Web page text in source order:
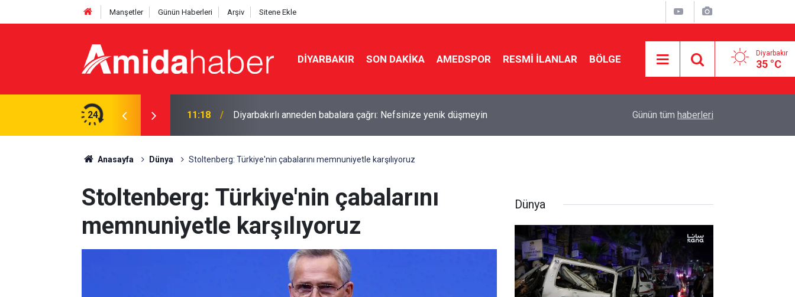
Manşetler Günün Haberleri Arşiv Sitene Ekle
DIYARBAKIR SON DAKIKA AMEDSPOR RESMI İLANLAR BÖLGE Diyarbakır
35 °C
24
emanet’ sözlerine tepki 11:18 Diyarbakırlı anneden babalara çağrı: Nefsinize yenik düşmeyin Son seçim anketinde Demirtaş detayı
Günün tüm haberleri
Anasayfa Dünya Stoltenberg: Türkiye'nin çabalarını memnuniyetle karşılıyoruz
Stoltenberg: Türkiye'nin çabalarını
memnuniyetle karşılıyoruz
Dünya